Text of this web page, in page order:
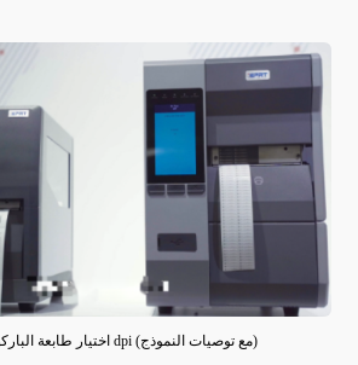
اختيار طابعة الباركود الصناعية الصحيحة 600 dpi (مع توصيات النموذج)